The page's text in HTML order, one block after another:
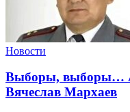
Новости
Выборы, выборы…
Вячеслав Мархаев